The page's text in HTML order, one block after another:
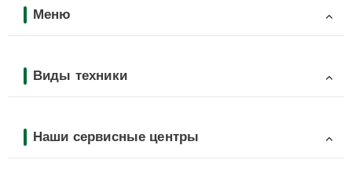
Меню
Виды техники
Наши сервисные центры